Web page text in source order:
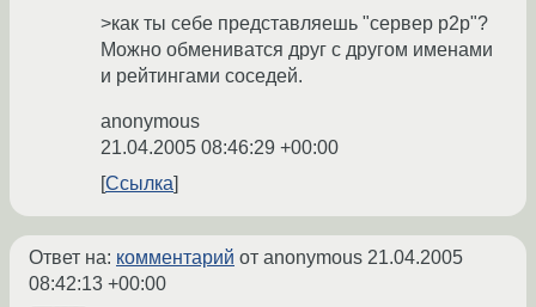
>как ты себе представляешь "сервер p2p"?
Можно обмениватся друг с другом именами
и рейтингами соседей.
anonymous
21.04.2005 08:46:29 +00:00
Ссылка
Ответ на: комментарий от anonymous 21.04.2005
08:42:13 +00:00